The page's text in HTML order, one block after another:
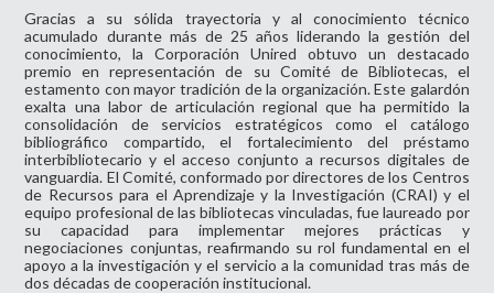
Gracias a su sólida trayectoria y al conocimiento técnico
acumulado durante más de 25 años liderando la gestión del
conocimiento, la Corporación Unired obtuvo un destacado
premio en representación de su Comité de Bibliotecas, el
estamento con mayor tradición de la organización. Este galardón
exalta una labor de articulación regional que ha permitido la
consolidación de servicios estratégicos como el catálogo
bibliográfico compartido, el fortalecimiento del préstamo
interbibliotecario y el acceso conjunto a recursos digitales de
vanguardia. El Comité, conformado por directores de los Centros
de Recursos para el Aprendizaje y la Investigación (CRAI) y el
equipo profesional de las bibliotecas vinculadas, fue laureado por
su capacidad para implementar mejores prácticas y
negociaciones conjuntas, reafirmando su rol fundamental en el
apoyo a la investigación y el servicio a la comunidad tras más de
dos décadas de cooperación institucional.